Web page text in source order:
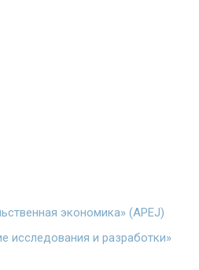
экономика» (APEJ)
исследования и разработки»